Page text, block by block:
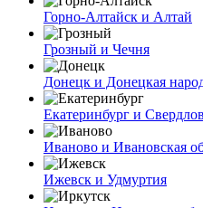
Горно-Алтайск и Алтай
Грозный и Чечня
Донецк и Донецкая
Екатеринбург и
Иваново и Ивановская
Ижевск и Удмуртия